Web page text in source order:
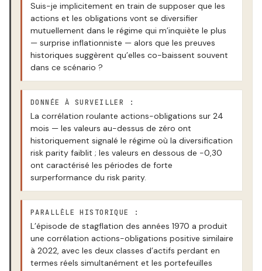
Suis-je implicitement en train de supposer que les
actions et les obligations vont se diversifier
mutuellement dans le régime qui m’inquiète le plus
— surprise inflationniste — alors que les preuves
historiques suggèrent qu’elles co-baissent souvent
dans ce scénario ?
DONNÉE À SURVEILLER :
La corrélation roulante actions-obligations sur 24
mois — les valeurs au-dessus de zéro ont
historiquement signalé le régime où la diversification
risk parity faiblit ; les valeurs en dessous de -0,30
ont caractérisé les périodes de forte
surperformance du risk parity.
PARALLÈLE HISTORIQUE :
L’épisode de stagflation des années 1970 a produit
une corrélation actions-obligations positive similaire
à 2022, avec les deux classes d’actifs perdant en
termes réels simultanément et les portefeuilles